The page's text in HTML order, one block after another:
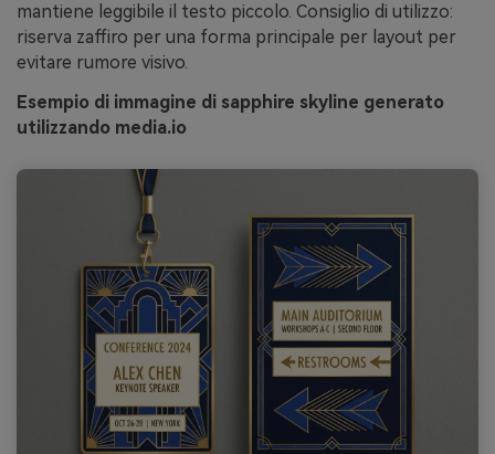
mantiene leggibile il testo piccolo. Consiglio di utilizzo:
riserva zaffiro per una forma principale per layout per
evitare rumore visivo.
Esempio di immagine di sapphire skyline generato
utilizzando media.io